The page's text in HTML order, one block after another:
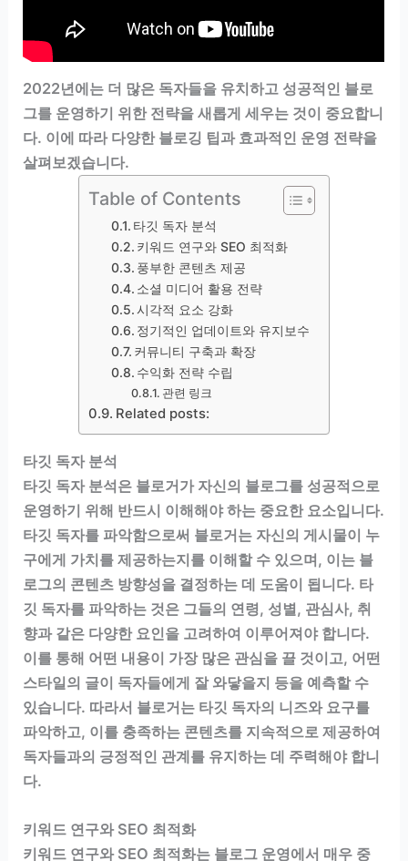
2022년에는 더 많은 독자들을 유치하고 성공적인 블로
그를 운영하기 위한 전략을 새롭게 세우는 것이 중요합니
다. 이에 따라 다양한 블로깅 팁과 효과적인 운영 전략을
살펴보겠습니다.
Table of Contents
타깃 독자 분석
키워드 연구와 SEO 최적화
풍부한 콘텐츠 제공
소셜 미디어 활용 전략
시각적 요소 강화
정기적인 업데이트와 유지보수
커뮤니티 구축과 확장
수익화 전략 수립
관련 링크
Related posts:
타깃 독자 분석
타깃 독자 분석은 블로거가 자신의 블로그를 성공적으로
운영하기 위해 반드시 이해해야 하는 중요한 요소입니다.
타깃 독자를 파악함으로써 블로거는 자신의 게시물이 누
구에게 가치를 제공하는지를 이해할 수 있으며, 이는 블
로그의 콘텐츠 방향성을 결정하는 데 도움이 됩니다. 타
깃 독자를 파악하는 것은 그들의 연령, 성별, 관심사, 취
향과 같은 다양한 요인을 고려하여 이루어져야 합니다.
이를 통해 어떤 내용이 가장 많은 관심을 끌 것이고, 어떤
스타일의 글이 독자들에게 잘 와닿을지 등을 예측할 수
있습니다. 따라서 블로거는 타깃 독자의 니즈와 요구를
파악하고, 이를 충족하는 콘텐츠를 지속적으로 제공하여
독자들과의 긍정적인 관계를 유지하는 데 주력해야 합니
다.
키워드 연구와 SEO 최적화
키워드 연구와 SEO 최적화는 블로그 운영에서 매우 중